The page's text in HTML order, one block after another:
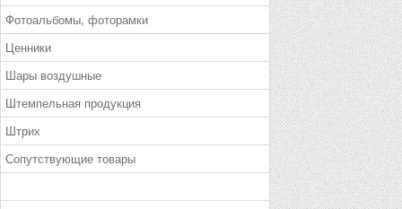
Фотоальбомы, фоторамки
Ценники
Шары воздушные
Штемпельная продукция
Штрих
Сопутствующие товары